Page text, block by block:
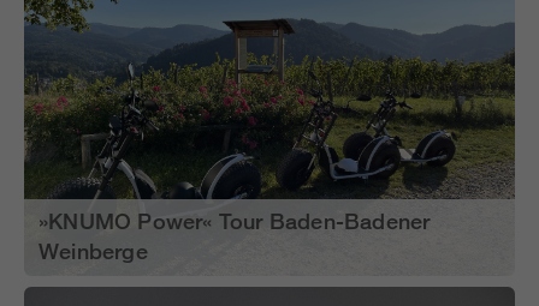
»KNUMO Power« Tour Baden-Badener
Weinberge